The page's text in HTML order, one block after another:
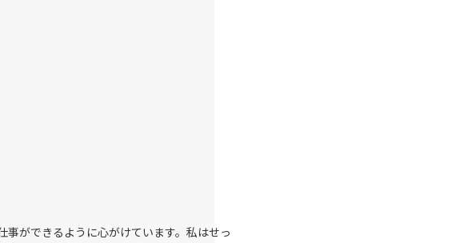
ができるように心がけています。私はせっ